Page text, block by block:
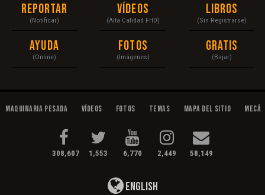
Reportar
(Notificar)
Ayuda
(Online)
Vídeos
(Alta Calidad FHD)
Fotos
(Imágenes)
Libros
(Sin Registrarse)
Gratis
(Bajar)
Maquinaria Pesada Vídeos Fotos Temas Mapa del Sitio
308,607 1,553 6,770 2,449 58,149
English